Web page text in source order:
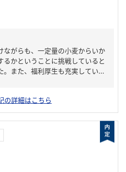
ながらも、一定量の小麦からいか
るかということに挑戦していると
。また、福利厚生も充実してい...
の詳細はこちら